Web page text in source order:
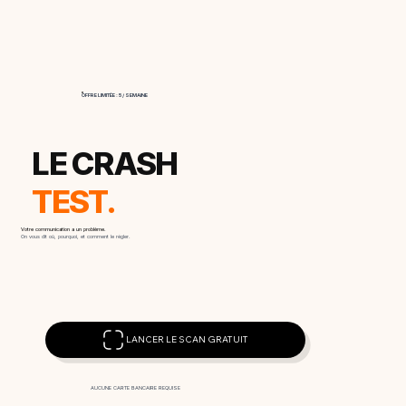
OFFRE LIMITÉE : 5 / SEMAINE
LE CRASH
TEST.
Votre communication a un problème.
On vous dit où, pourquoi, et comment le régler.
LANCER LE SCAN GRATUIT
AUCUNE CARTE BANCAIRE REQUISE